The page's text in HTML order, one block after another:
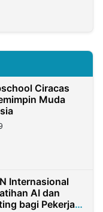
Ciracas
Muda
Internasional
AI dan
bagi Pekerja